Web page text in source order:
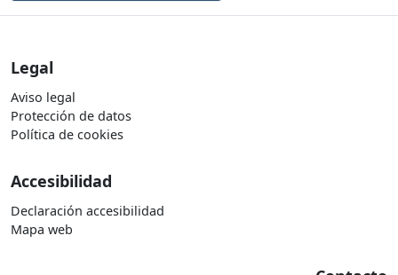
Legal
Aviso legal
Protección de datos
Política de cookies
Accesibilidad
Declaración accesibilidad
Mapa web